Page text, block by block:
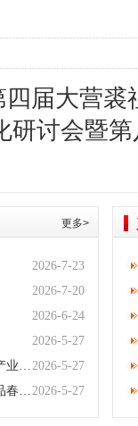
届大营裘
研讨会暨
更多>
2026-7-23
2026-7-20
2026-6-24
2026-5-27
2026-5-27
办
2026-5-27
幕